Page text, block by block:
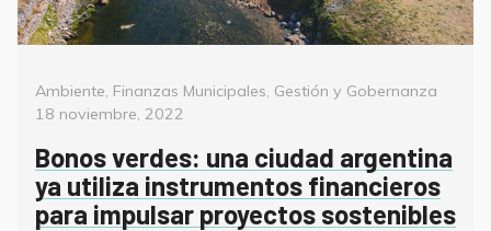
Categorías
Ambiente Finanzas Municipales Gestión y Gobernanza
18 noviembre, 2022
Bonos verdes: una ciudad argentina
ya utiliza instrumentos financieros
para impulsar proyectos sostenibles